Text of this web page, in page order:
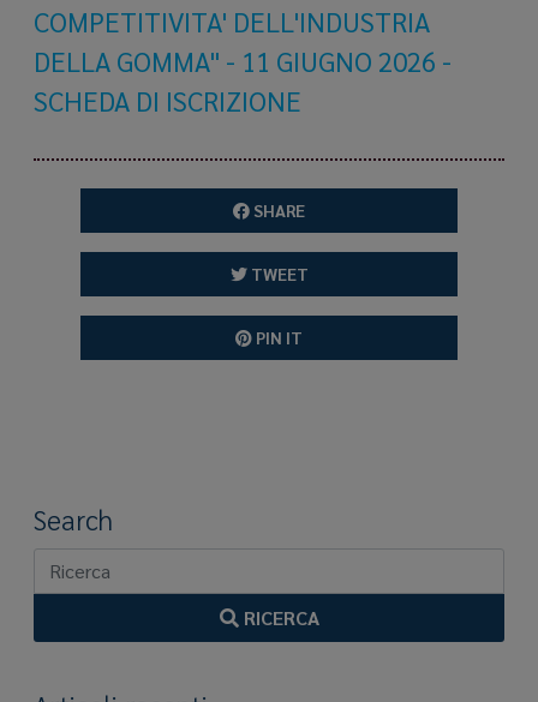
COMPETITIVITA' DELL'INDUSTRIA
DELLA GOMMA" - 11 GIUGNO 2026 -
SCHEDA DI ISCRIZIONE
SHARE
TWEET
PIN IT
Search
RICERCA